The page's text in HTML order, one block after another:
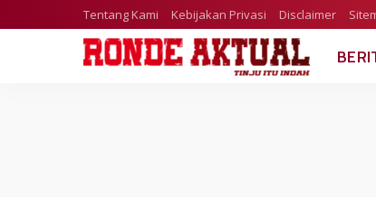
Tentang Kami Kebijakan Privasi Disclaimer